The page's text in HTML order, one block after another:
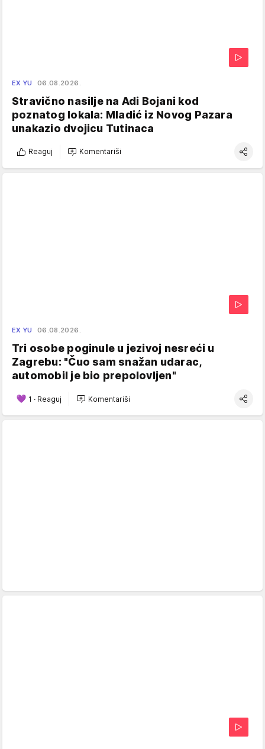
EX YU 06.08.2026.
Stravično nasilje na Adi Bojani kod
poznatog lokala: Mladić iz Novog Pazara
unakazio dvojicu Tutinaca
Reaguj Komentariši
EX YU 06.08.2026.
Tri osobe poginule u jezivoj nesreći u
Zagrebu: "Čuo sam snažan udarac,
automobil je bio prepolovljen"
1 · Reaguj Komentariši